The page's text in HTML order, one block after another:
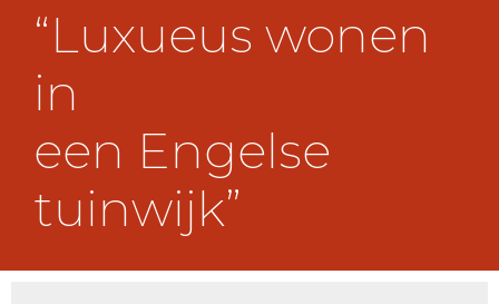
“Luxueus wonen
in
een Engelse
tuinwijk”